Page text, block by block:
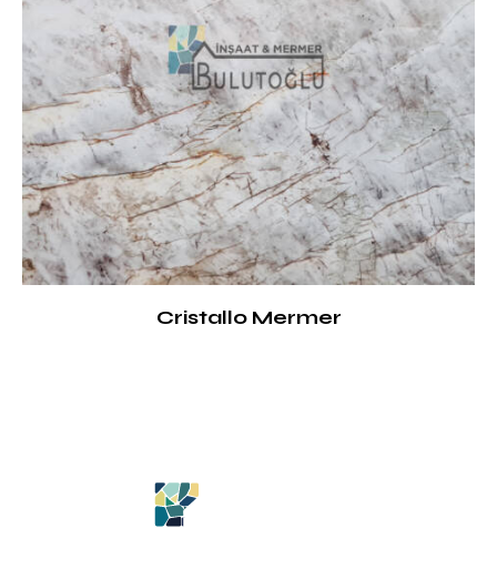
Cristallo Mermer